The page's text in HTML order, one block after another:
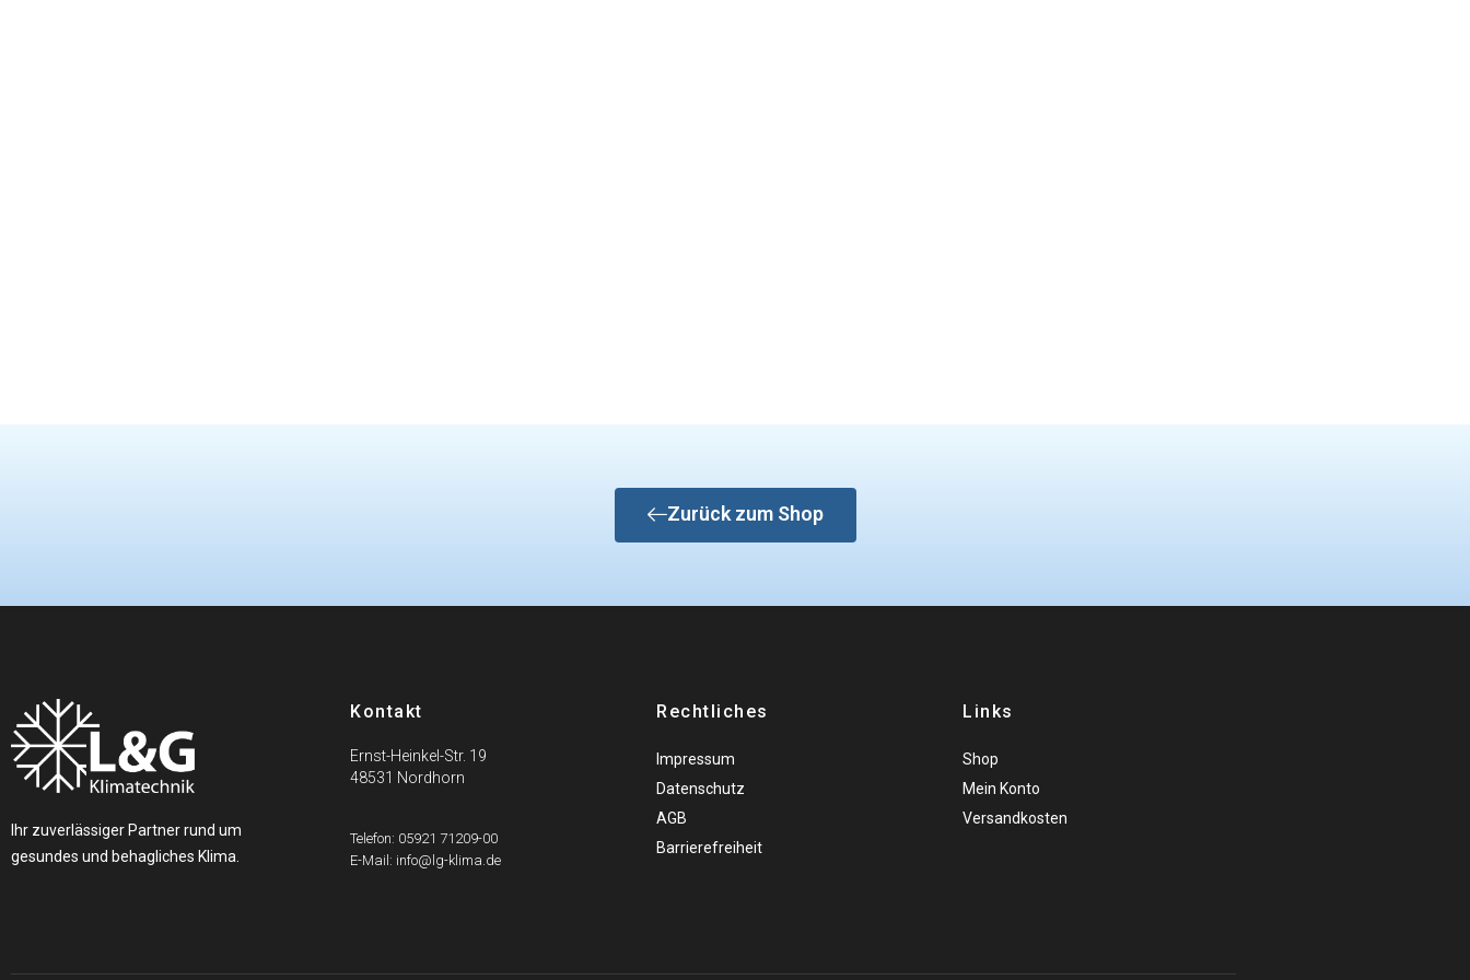
Zurück zum Shop
Ihr zuverlässiger Partner rund um
gesundes und behagliches Klima.
Kontakt
Ernst-Heinkel-Str. 19
48531 Nordhorn
Telefon: 05921 71209-00
E-Mail: info@lg-klima.de
Rechtliches
Impressum
Datenschutz
AGB
Barrierefreiheit
Links
Shop
Mein Konto
Versandkosten